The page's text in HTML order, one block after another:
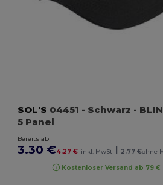
SOL'S 04451 - Schwarz -
5 Panel
Bereits ab
3.30 €4.27 € inkl. MwSt | 2.77 €ohne
Kostenloser Versand ab 79